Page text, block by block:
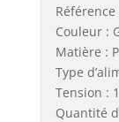
Référence
Couleur :
Matière :
Type
Tension :
Quantité